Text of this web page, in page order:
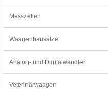
Messzellen
Waagenbausätze
Analog- und Digitalwandler
Veterinärwaagen